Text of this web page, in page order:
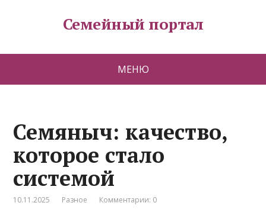
Семейный портал
МЕНЮ
Семяныч: качество,
которое стало
системой
10.11.2025 Разное Комментарии: 0